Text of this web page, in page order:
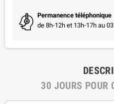
Permanence téléphonique
de 8h-12h et 13h-17h au
30 JOURS POUR